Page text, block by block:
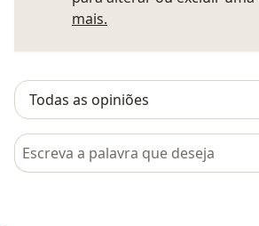
mais.
Pesquisar em opiniões